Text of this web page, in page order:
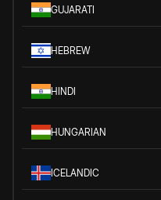
GUJARATI
HEBREW
HINDI
HUNGARIAN
ICELANDIC